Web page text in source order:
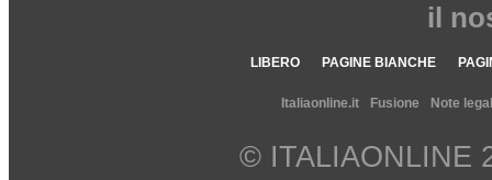
il
LIBERO PAGINE BIANCHE
Italiaonline.it Fusione Note
© ITALIAONLINE